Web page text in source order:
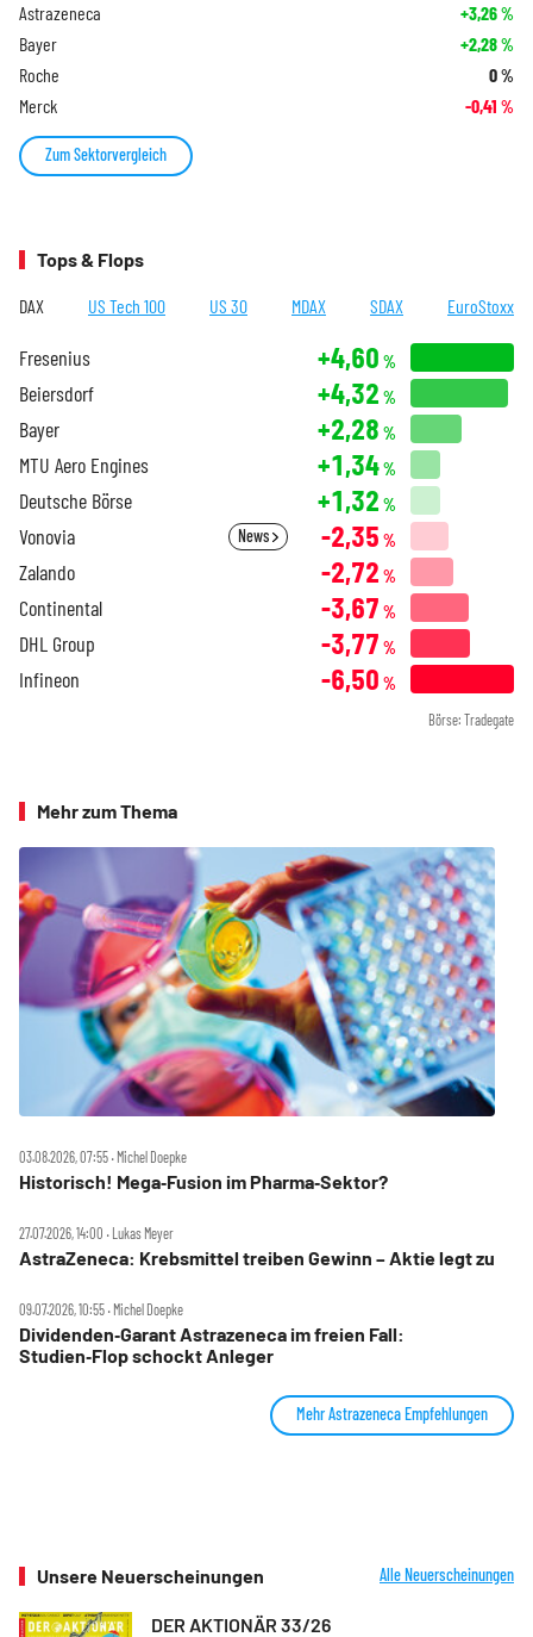
Astrazeneca +3,26%
Bayer +2,28%
Roche 0%
Merck -0,41 %
Zum Sektorvergleich
Tops & Flops
DAX US Tech 100 US 30 MDAX SDAX EuroStoxx
Fresenius +4,60 %
Beiersdorf +4,32 %
Bayer +2,28 %
MTU Aero Engines +1,34%
Deutsche Börse +1,32 %
Vonovia News -2,35 %
Zalando -2,72 %
Continental -3,67 %
DHL Group -3,77 %
Infineon -6,50 %
Börse: Tradegate
Mehr zum Thema
03.08.2026, 07:55 ‧ Michel Doepke
Historisch! Mega‑Fusion im Pharma‑Sektor?
27.07.2026, 14:00 ‧ Lukas Meyer
AstraZeneca: Krebsmittel treiben Gewinn – Aktie legt zu
09.07.2026, 10:55 ‧ Michel Doepke
Dividenden‑Garant Astrazeneca im freien Fall:
Studien‑Flop schockt Anleger
Mehr Astrazeneca Empfehlungen
Unsere Neuerscheinungen Alle Neuerscheinungen
DER AKTIONÄR 33/26